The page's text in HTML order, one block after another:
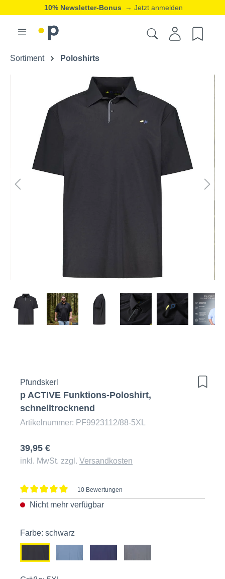
10% Newsletter-Bonus → Jetzt anmelden
Sortiment Poloshirts
Pfundskerl
p ACTIVE Funktions-Poloshirt,
schnelltrocknend
Artikelnummer: PF9923112/88-5XL
39,95 €
inkl. MwSt. zzgl. Versandkosten
Durchschnittliche Bewertung von 5 von 5 Sternen
10 Bewertungen
Nicht mehr verfügbar
Farbe: schwarz